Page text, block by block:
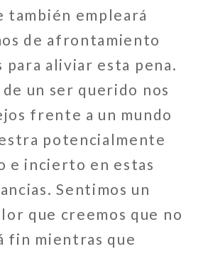
también empleará
de afrontamiento
para aliviar esta pena.
un ser querido nos
frente a un mundo
potencialmente
e incierto en estas
Sentimos un
que creemos que no
fin mientras que